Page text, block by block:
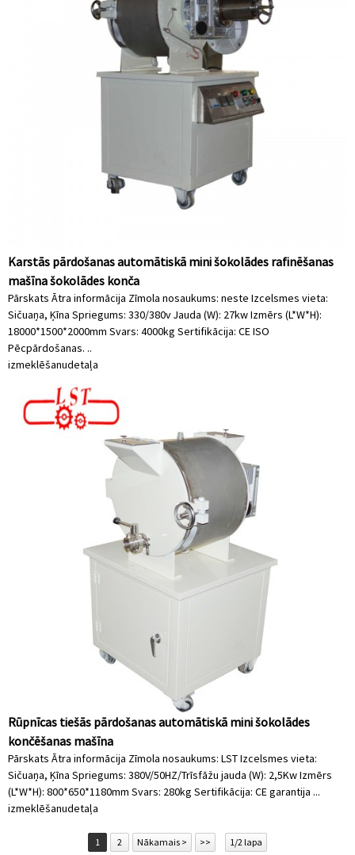
Karstās pārdošanas automātiskā mini šokolādes rafinēšanas
mašīna šokolādes konča
Pārskats Ātra informācija Zīmola nosaukums: neste Izcelsmes vieta:
Sičuaņa, Ķīna Spriegums: 330/380v Jauda (W): 27kw Izmērs (L*W*H):
18000*1500*2000mm Svars: 4000kg Sertifikācija: CE ISO
Pēcpārdošanas. ..
izmeklēšanudetaļa
Rūpnīcas tiešās pārdošanas automātiskā mini šokolādes
končēšanas mašīna
Pārskats Ātra informācija Zīmola nosaukums: LST Izcelsmes vieta:
Sičuaņa, Ķīna Spriegums: 380V/50HZ/Trīsfāžu jauda (W): 2,5Kw Izmērs
(L*W*H): 800*650*1180mm Svars: 280kg Sertifikācija: CE garantija ...
izmeklēšanudetaļa
1 2 Nākamais > >> 1/2 lapa